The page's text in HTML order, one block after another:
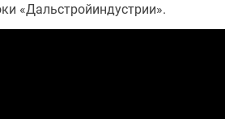
«Дальстройиндустрии».